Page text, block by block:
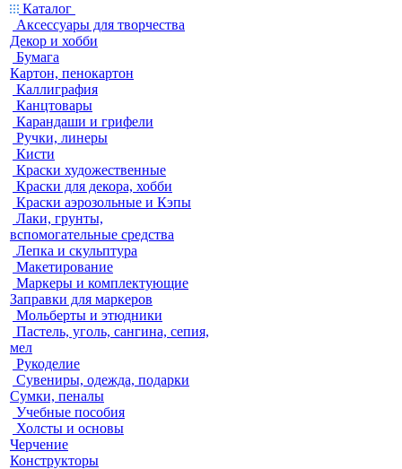
Каталог
Аксессуары для творчества
Декор и хобби
Бумага
Картон, пенокартон
Каллиграфия
Канцтовары
Карандаши и грифели
Ручки, линеры
Кисти
Краски художественные
Краски для декора, хобби
Краски аэрозольные и Кэпы
Лаки, грунты,
вспомогательные средства
Лепка и скульптура
Макетирование
Маркеры и комплектующие
Заправки для маркеров
Мольберты и этюдники
Пастель, уголь, сангина, сепия,
мел
Рукоделие
Сувениры, одежда, подарки
Сумки, пеналы
Учебные пособия
Холсты и основы
Черчение
Конструкторы